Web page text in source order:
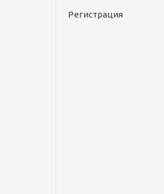
Регистрация